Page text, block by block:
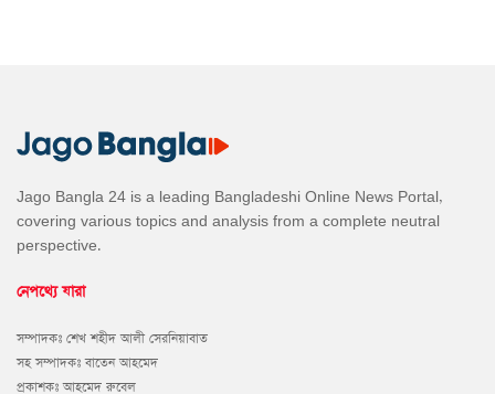
Jago Bangla 24 is a leading Bangladeshi Online News Portal,
covering various topics and analysis from a complete neutral
perspective.
নেপথ্যে যারা
সম্পাদকঃ শেখ শহীদ আলী সেরনিয়াবাত
সহ সম্পাদকঃ বাতেন আহমেদ
প্রকাশকঃ আহমেদ রুবেল